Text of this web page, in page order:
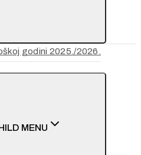
godini 2025./2026.
MENU